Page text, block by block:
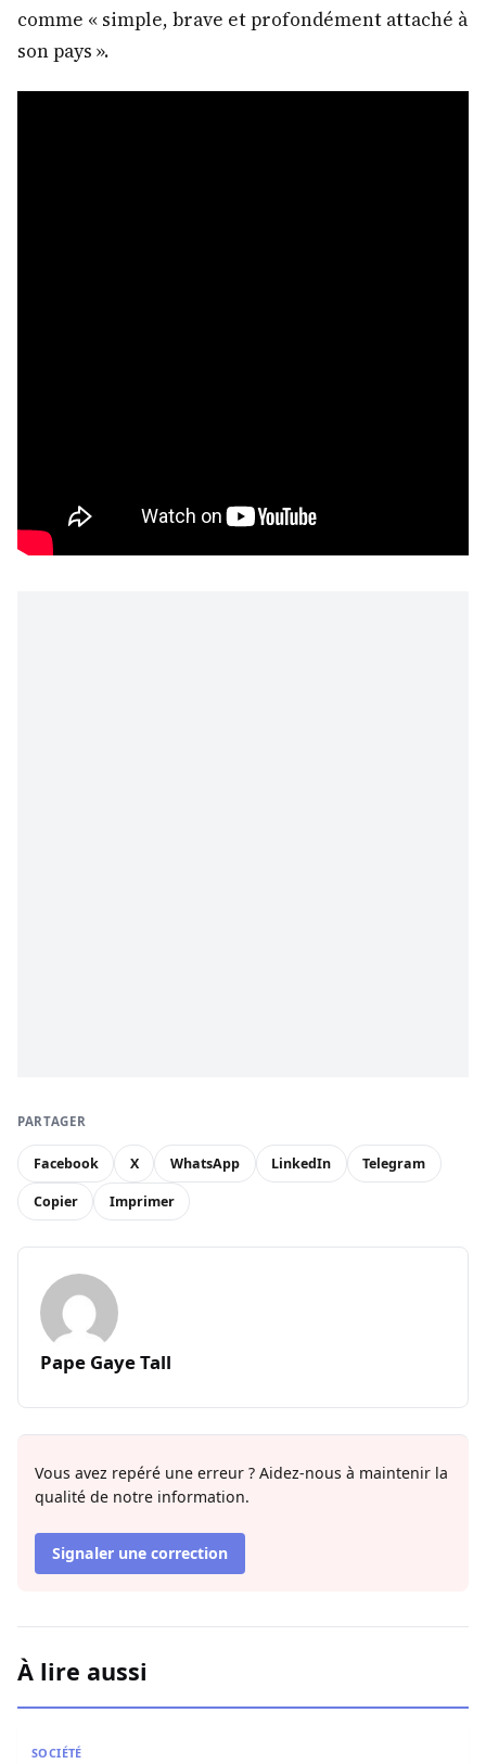
comme « simple, brave et profondément attaché à
son pays ».
PARTAGER
Facebook X WhatsApp LinkedIn Telegram
Copier Imprimer
Pape Gaye Tall
Vous avez repéré une erreur ? Aidez-nous à maintenir la
qualité de notre information.
Signaler une correction
À lire aussi
SOCIÉTÉ